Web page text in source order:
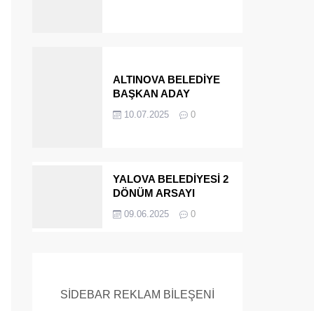
ALTINOVA BELEDİYE
BAŞKAN ADAY
MÜEBBET ALDI FİRAR
10.07.2025 0
YALOVA BELEDİYESİ 2
DÖNÜM ARSAYI
09.06.2025 0
SİDEBAR REKLAM BİLEŞENİ